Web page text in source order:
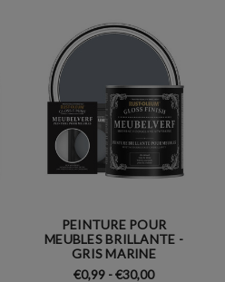
PEINTURE POUR
MEUBLES BRILLANTE -
GRIS MARINE
€0,99 - €30,00